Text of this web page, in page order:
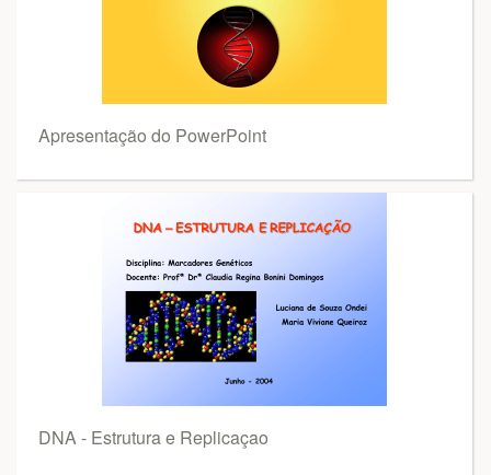
Apresentação do PowerPoint
DNA - Estrutura e Replicaçao